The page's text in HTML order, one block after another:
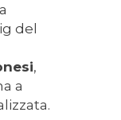
del
,
a